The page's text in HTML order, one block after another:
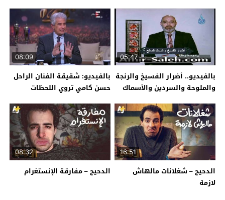
05:47
بالفيديو.. أضرار الفسيخ والرنجة
والملوحة والسردين والأسماك
08:09
بالفيديو: شقيقة الفنان الراحل
حسن كامي تروي اللحظات
16:51
الدحيح – شغلانات مالهاش
لازمة
08:32
الدحيح – مفارقة الإنستغرام